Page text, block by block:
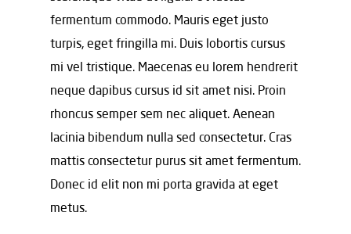
fermentum commodo. Mauris eget justo
turpis, eget fringilla mi. Duis lobortis cursus
mi vel tristique. Maecenas eu lorem hendrerit
neque dapibus cursus id sit amet nisi. Proin
rhoncus semper sem nec aliquet. Aenean
lacinia bibendum nulla sed consectetur. Cras
mattis consectetur purus sit amet fermentum.
Donec id elit non mi porta gravida at eget
metus.